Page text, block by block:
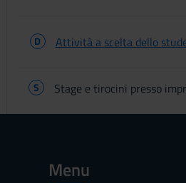
D Attività a scelta dello
S Stage e tirocini presso
Menu